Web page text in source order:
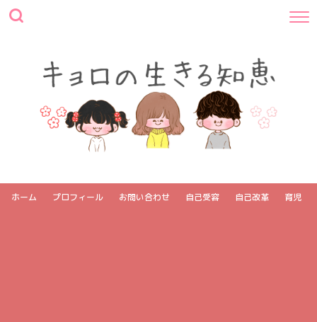
ホーム プロフィール お問い合わせ 自己受容 自己改革 育児